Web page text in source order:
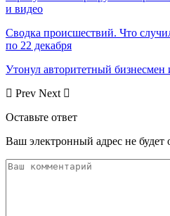
и видео
Сводка происшествий. Что
по 22 декабря
Утонул авторитетный
Prev Next
Оставьте ответ
Ваш электронный адрес не будет